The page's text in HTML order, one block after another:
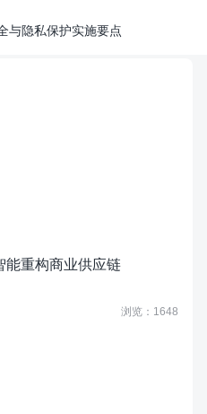
与隐私保护实施要点
能重构商业供应链
浏览：1648